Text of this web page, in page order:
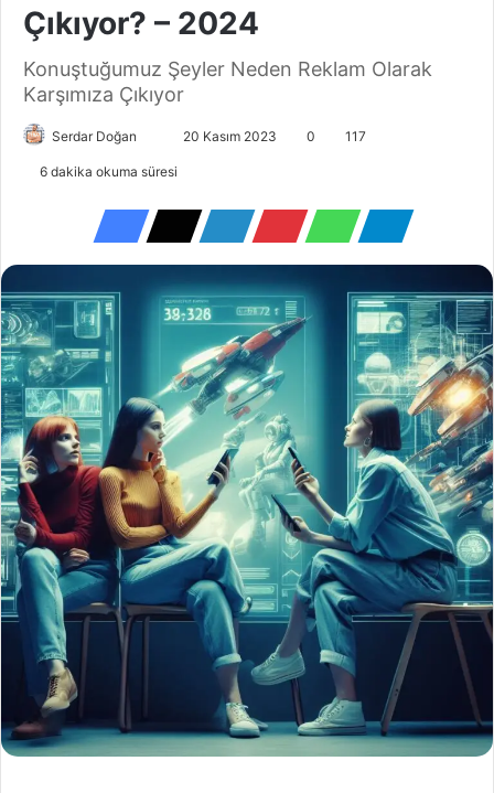
Çıkıyor? – 2024
Konuştuğumuz Şeyler Neden Reklam Olarak
Karşımıza Çıkıyor
Serdar Doğan 20 Kasım 2023 0 117
6 dakika okuma süresi